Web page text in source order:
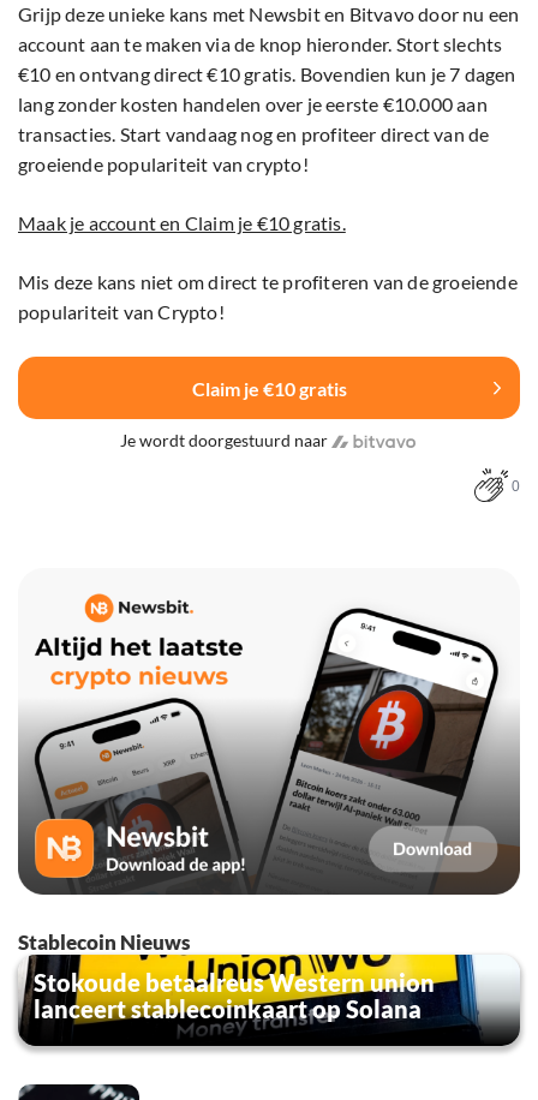
Grijp deze unieke kans met Newsbit en Bitvavo door nu een
account aan te maken via de knop hieronder. Stort slechts
€10 en ontvang direct €10 gratis. Bovendien kun je 7 dagen
lang zonder kosten handelen over je eerste €10.000 aan
transacties. Start vandaag nog en profiteer direct van de
groeiende populariteit van crypto!
Maak je account en Claim je €10 gratis.
Mis deze kans niet om direct te profiteren van de groeiende
populariteit van Crypto!
Claim je €10 gratis
Je wordt doorgestuurd naar
0
Stablecoin Nieuws
Stokoude betaalreus Western union
lanceert stablecoinkaart op Solana